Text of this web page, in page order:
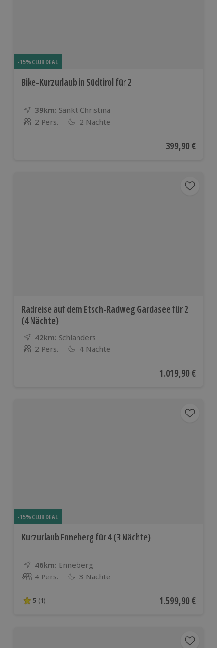
-15% CLUB DEAL
Bike-Kurzurlaub in Südtirol für 2
39km: Entfernung
Standort
Sankt Christina
Anzahl der Teilnehmer
2 Pers. 2 Nächte
Aktueller Preis
399,90 €
Radreise auf dem Etsch-Radweg Gardasee für 2
(4 Nächte)
42km: Entfernung
Standort
Schlanders
Anzahl der Teilnehmer
2 Pers. 4 Nächte
Aktueller Preis
1.019,90 €
-15% CLUB DEAL
Kurzurlaub Enneberg für 4 (3 Nächte)
46km: Entfernung
Standort
Enneberg
Anzahl der Teilnehmer
4 Pers. 3 Nächte
5 von 5 Sternen basierend auf 1 Bewertungen
5 (1) Aktueller Preis
1.599,90 €